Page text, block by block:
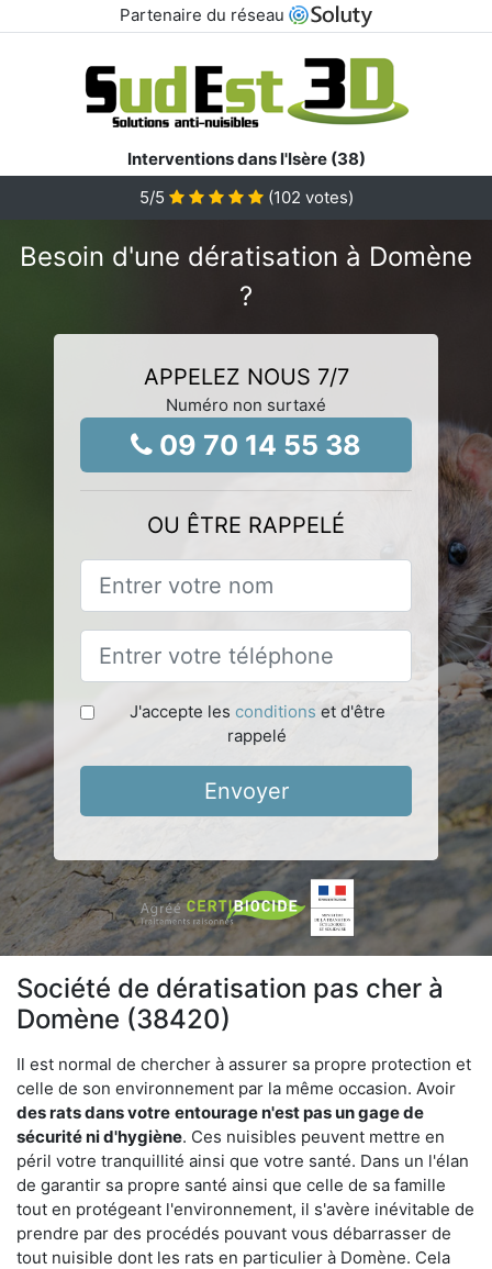
Partenaire du réseau
Interventions dans l'Isère (38)
5/5 (102 votes)
Besoin d'une dératisation à Domène
?
APPELEZ NOUS 7/7
Numéro non surtaxé
09 70 14 55 38
OU ÊTRE RAPPELÉ
J'accepte les conditions et d'être
rappelé
Envoyer
Société de dératisation pas cher à
Domène (38420)
Il est normal de chercher à assurer sa propre protection et
celle de son environnement par la même occasion. Avoir
des rats dans votre entourage n'est pas un gage de
sécurité ni d'hygiène. Ces nuisibles peuvent mettre en
péril votre tranquillité ainsi que votre santé. Dans un l'élan
de garantir sa propre santé ainsi que celle de sa famille
tout en protégeant l'environnement, il s'avère inévitable de
prendre par des procédés pouvant vous débarrasser de
tout nuisible dont les rats en particulier à Domène. Cela